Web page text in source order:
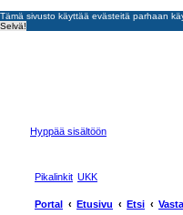
Tämä sivusto käyttää evästeitä parhaan
Selvä!
Hyppää sisältöön
Pikalinkit UKK
Portal Etusivu Etsi